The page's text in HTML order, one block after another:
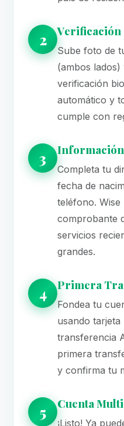
2 Verificación
Sube foto de
(ambos
verificación
automático y
cumple con
3
Completa tu
fecha de
teléfono. Wise
comprobante
servicios
grandes.
4 Primera
Fondea tu
usando tarjeta
transferencia
primera
y confirma tu
5 Cuenta
¡Listo! Ya